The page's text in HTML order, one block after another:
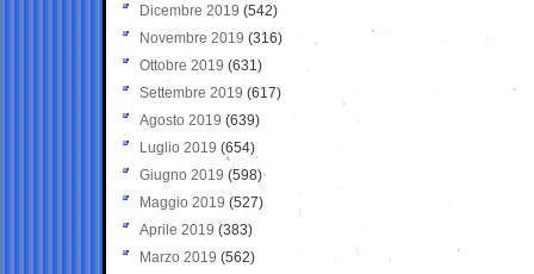
Dicembre 2019 (542)
Novembre 2019 (316)
Ottobre 2019 (631)
Settembre 2019 (617)
Agosto 2019 (639)
Luglio 2019 (654)
Giugno 2019 (598)
Maggio 2019 (527)
Aprile 2019 (383)
Marzo 2019 (562)